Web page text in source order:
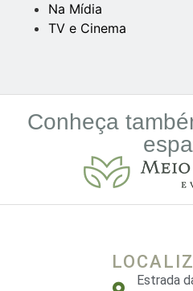
Na Mídia
TV e Cinema
Conheça
Estrada